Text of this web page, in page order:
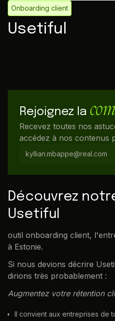
Onboarding client
Usetiful
Découvrez
Usetiful
outil onboarding client,
à Estonie.
Si nous devions décrire
dirions très probablement :
Augmentez votre rétention
Il convient aux entreprises de
Rejoignez la
Recevez toutes nos
accédez à nos contenus